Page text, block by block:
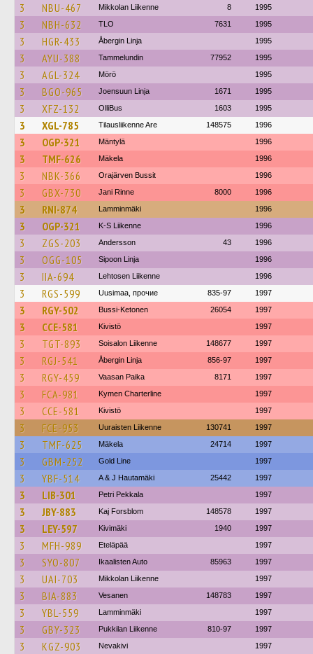
3 NBU-467 Mikkolan Liikenne 8 1995
3 NBH-632 TLO 7631 1995
3 HGR-433 Åbergin Linja 1995
3 AYU-388 Tammelundin 77952 1995
3 AGL-324 Mörö 1995
3 BGO-965 Joensuun Linja 1671 1995
3 XFZ-132 OlliBus 1603 1995
3 XGL-785 Tilausliikenne Are 148575 1996
3 OGP-321 Mäntylä 1996
3 TMF-626 Mäkela 1996
3 NBK-366 Orajärven Bussit 1996
3 GBX-730 Jani Rinne 8000 1996
3 RNI-874 Lamminmäki 1996
3 OGP-321 K-S Liikenne 1996
3 ZGS-203 Andersson 43 1996
3 OGG-105 Sipoon Linja 1996
3 IIA-694 Lehtosen Liikenne 1996
3 RGS-599 Uusimaa, прочие 835-97 1997
3 RGY-502 Bussi-Ketonen 26054 1997
3 CCE-581 Kivistö 1997
3 TGT-893 Soisalon Liikenne 148677 1997
3 RGJ-541 Åbergin Linja 856-97 1997
3 RGY-459 Vaasan Paika 8171 1997
3 FCA-981 Kymen Charterline 1997
3 CCE-581 Kivistö 1997
3 FCE-953 Uuraisten Liikenne 130741 1997
3 TMF-625 Mäkela 24714 1997
3 GBM-252 Gold Line 1997
3 YBF-514 A & J Hautamäki 25442 1997
3 LIB-301 Petri Pekkala 1997
3 JBY-883 Kaj Forsblom 148578 1997
3 LEY-597 Kivimäki 1940 1997
3 MFH-989 Eteläpää 1997
3 SYO-807 Ikaalisten Auto 85963 1997
3 UAI-703 Mikkolan Liikenne 1997
3 BIA-883 Vesanen 148783 1997
3 YBL-559 Lamminmäki 1997
3 GBY-323 Pukkilan Liikenne 810-97 1997
3 KGZ-903 Nevakivi 1997